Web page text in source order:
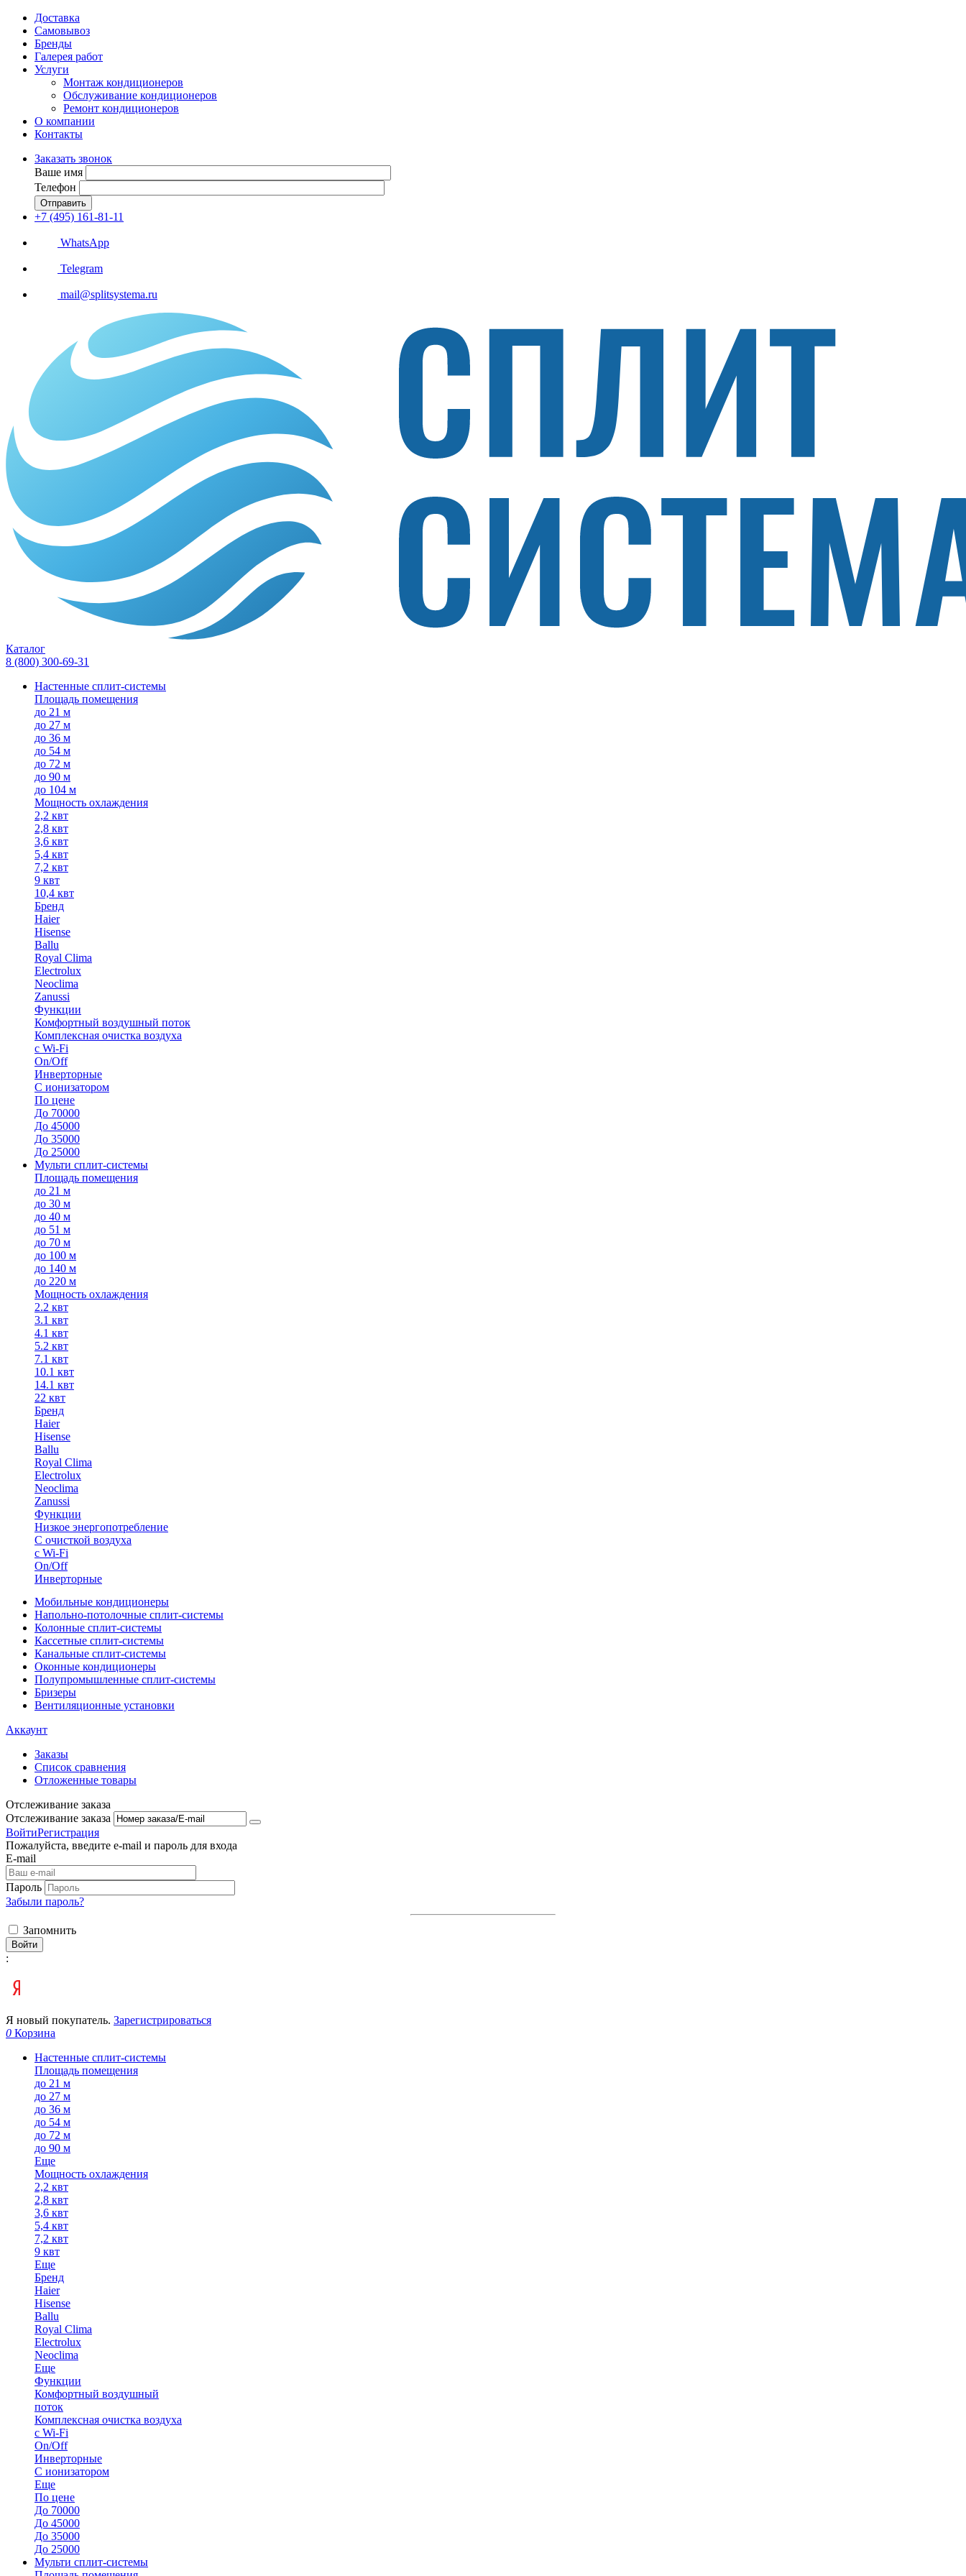
Доставка
Самовывоз
Бренды
Галерея работ
Услуги
Монтаж кондиционеров
Обслуживание кондиционеров
Ремонт кондиционеров
О компании
Контакты
Заказать звонок
Ваше имя
Телефон
Отправить
+7 (495) 161-81-11
WhatsApp
Telegram
mail@splitsystema.ru
Каталог
8 (800) 300-69-31
Настенные сплит-системы
Площадь помещения
до 21 м
до 27 м
до 36 м
до 54 м
до 72 м
до 90 м
до 104 м
Мощность охлаждения
2,2 квт
2,8 квт
3,6 квт
5,4 квт
7,2 квт
9 квт
10,4 квт
Бренд
Haier
Hisense
Ballu
Royal Clima
Electrolux
Neoclima
Zanussi
Функции
Комфортный воздушный поток
Комплексная очистка воздуха
с Wi-Fi
On/Off
Инверторные
С ионизатором
По цене
До 70000
До 45000
До 35000
До 25000
Мульти сплит-системы
Площадь помещения
до 21 м
до 30 м
до 40 м
до 51 м
до 70 м
до 100 м
до 140 м
до 220 м
Мощность охлаждения
2.2 квт
3.1 квт
4.1 квт
5.2 квт
7.1 квт
10.1 квт
14.1 квт
22 квт
Бренд
Haier
Hisense
Ballu
Royal Clima
Electrolux
Neoclima
Zanussi
Функции
Низкое энергопотребление
С очисткой воздуха
с Wi-Fi
On/Off
Инверторные
Мобильные кондиционеры
Напольно-потолоч​ные ​сплит-системы
Колонные ​​сплит-системы
Кассетные сплит-системы
Канальные сплит-системы
Оконные кондиционеры
Полупромышленные сплит-системы
Бризеры
Вентиляционные установки
Аккаунт
Заказы
Список сравнения
Отложенные товары
Отслеживание заказа
Отслеживание заказа
ВойтиРегистрация
Пожалуйста, введите e-mail и пароль для входа
E-mail
Пароль
Забыли пароль?
Запомнить
Войти
:
Я новый покупатель. Зарегистрироваться
0 Корзина
Настенные сплит-системы
Площадь помещения
до 21 м
до 27 м
до 36 м
до 54 м
до 72 м
до 90 м
Еще
Мощность охлаждения
2,2 квт
2,8 квт
3,6 квт
5,4 квт
7,2 квт
9 квт
Еще
Бренд
Haier
Hisense
Ballu
Royal Clima
Electrolux
Neoclima
Еще
Функции
Комфортный воздушный
поток
Комплексная очистка воздуха
с Wi-Fi
On/Off
Инверторные
С ионизатором
Еще
По цене
До 70000
До 45000
До 35000
До 25000
Мульти сплит-системы